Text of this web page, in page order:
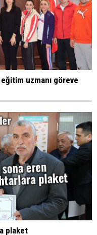
uzmanı göreve
plaket